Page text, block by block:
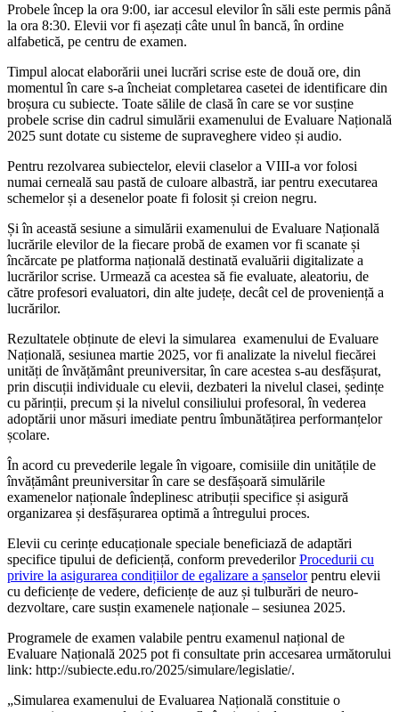
Probele încep la ora 9:00, iar accesul elevilor în săli este permis până
la ora 8:30. Elevii vor fi așezați câte unul în bancă, în ordine
alfabetică, pe centru de examen.
Timpul alocat elaborării unei lucrări scrise este de două ore, din
momentul în care s-a încheiat completarea casetei de identificare din
broșura cu subiecte. Toate sălile de clasă în care se vor susține
probele scrise din cadrul simulării examenului de Evaluare Națională
2025 sunt dotate cu sisteme de supraveghere video și audio.
Pentru rezolvarea subiectelor, elevii claselor a VIII-a vor folosi
numai cerneală sau pastă de culoare albastră, iar pentru executarea
schemelor și a desenelor poate fi folosit și creion negru.
Și în această sesiune a simulării examenului de Evaluare Națională
lucrările elevilor de la fiecare probă de examen vor fi scanate și
încărcate pe platforma națională destinată evaluării digitalizate a
lucrărilor scrise. Urmează ca acestea să fie evaluate, aleatoriu, de
către profesori evaluatori, din alte județe, decât cel de proveniență a
lucrărilor.
Rezultatele obținute de elevi la simularea examenului de Evaluare
Națională, sesiunea martie 2025, vor fi analizate la nivelul fiecărei
unități de învățământ preuniversitar, în care acestea s-au desfășurat,
prin discuții individuale cu elevii, dezbateri la nivelul clasei, ședințe
cu părinții, precum și la nivelul consiliului profesoral, în vederea
adoptării unor măsuri imediate pentru îmbunătățirea performanțelor
școlare.
În acord cu prevederile legale în vigoare, comisiile din unitățile de
învățământ preuniversitar în care se desfășoară simulările
examenelor naționale îndeplinesc atribuții specifice și asigură
organizarea și desfășurarea optimă a întregului proces.
Elevii cu cerințe educaționale speciale beneficiază de adaptări
specifice tipului de deficiență, conform prevederilorProcedurii cu
privire la asigurarea condițiilor de egalizare a șanselorpentru elevii
cu deficiențe de vedere, deficiențe de auz și tulburări de neuro-
dezvoltare, care susțin examenele naționale – sesiunea 2025.
Programele de examen valabile pentru examenul național de
Evaluare Națională 2025 pot fi consultate prin accesarea următorului
link: http://subiecte.edu.ro/2025/simulare/legislatie/.
„Simularea examenului de Evaluarea Națională constituie o